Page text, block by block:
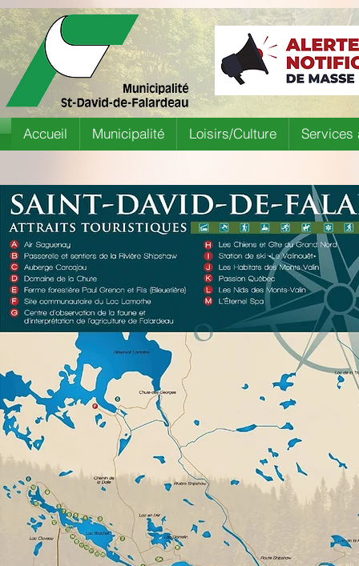
Accueil Municipalité Loisirs/Culture Services